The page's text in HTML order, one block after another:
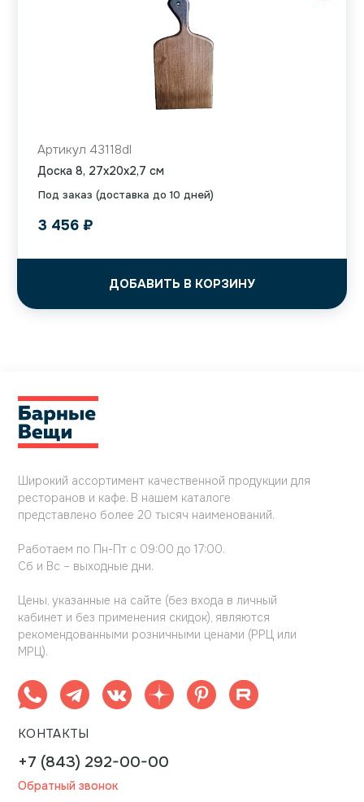
Под заказ (доставка до 10 дней)
Артикул 43118dl
Доска 8, 27x20x2,7 см
3 456 ₽
ДОБАВИТЬ В КОРЗИНУ
Широкий ассортимент качественной продукции для
ресторанов и кафе. В нашем каталоге
представлено более 20 тысяч наименований.
Работаем по Пн-Пт с 09:00 до 17:00.
Сб и Вс – выходные дни.
Цены, указанные на сайте (без входа в личный
кабинет и без применения скидок), являются
рекомендованными розничными ценами (РРЦ или
МРЦ).
КОНТАКТЫ
+7 (843) 292-00-00
Обратный звонок